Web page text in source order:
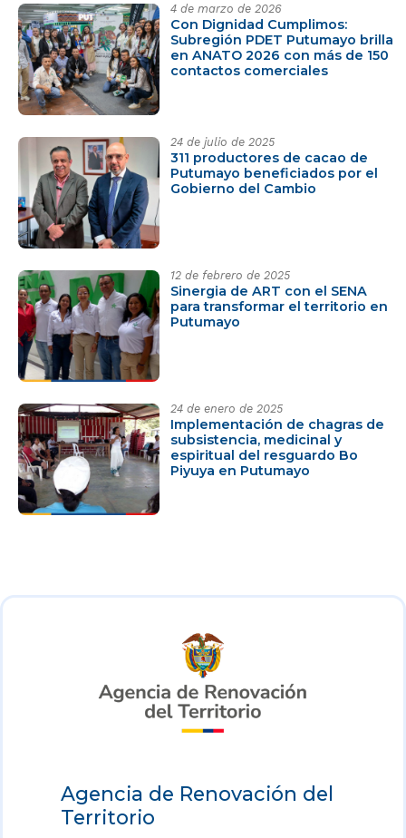
4 de marzo de 2026
Con Dignidad Cumplimos:
Subregión PDET Putumayo brilla
en ANATO 2026 con más de 150
contactos comerciales
24 de julio de 2025
311 productores de cacao de
Putumayo beneficiados por el
Gobierno del Cambio
12 de febrero de 2025
Sinergia de ART con el SENA
para transformar el territorio en
Putumayo
24 de enero de 2025
Implementación de chagras de
subsistencia, medicinal y
espiritual del resguardo Bo
Piyuya en Putumayo
Agencia de Renovación del
Territorio